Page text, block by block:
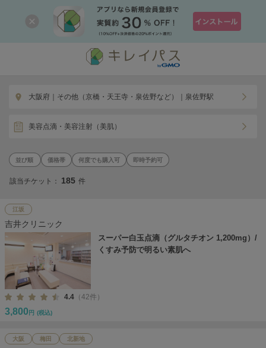
大阪府｜その他（京橋・天王寺・泉佐野など）｜泉佐野駅
美容点滴・美容注射（美肌）
価格帯 何度でも購入可 即時予約可
該当チケット： 185 件
江坂
吉井クリニック
スーパー白玉点滴（グルタチオン 1,200mg）/
くすみ予防で明るい素肌へ
4.4 （42件）
3,800 円 (税込)
大阪 梅田 北新地